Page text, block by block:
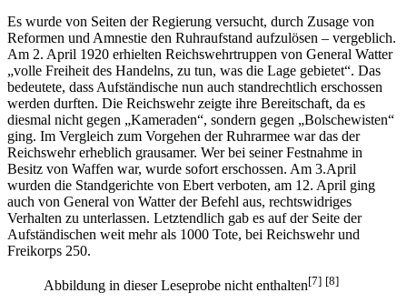
Es wurde von Seiten der Regierung versucht, durch Zusage von
Reformen und Amnestie den Ruhraufstand aufzulösen – vergeblich.
Am 2. April 1920 erhielten Reichswehrtruppen von General Watter
„volle Freiheit des Handelns, zu tun, was die Lage gebietet“. Das
bedeutete, dass Aufständische nun auch standrechtlich erschossen
werden durften. Die Reichswehr zeigte ihre Bereitschaft, da es
diesmal nicht gegen „Kameraden“, sondern gegen „Bolschewisten“
ging. Im Vergleich zum Vorgehen der Ruhrarmee war das der
Reichswehr erheblich grausamer. Wer bei seiner Festnahme in
Besitz von Waffen war, wurde sofort erschossen. Am 3.April
wurden die Standgerichte von Ebert verboten, am 12. April ging
auch von General von Watter der Befehl aus, rechtswidriges
Verhalten zu unterlassen. Letztendlich gab es auf der Seite der
Aufständischen weit mehr als 1000 Tote, bei Reichswehr und
Freikorps 250.
Abbildung in dieser Leseprobe nicht enthalten[7] [8]